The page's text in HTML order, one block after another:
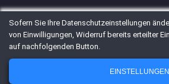
© 2019 by Lauterbach Verfahrenstechnik
Fax: +49-721-782106 Email:
Sofern Sie Ihre Datenschutzeinstellungen
von Einwilligungen, Widerruf bereits erteilter
auf nachfolgenden Button.
EINSTELLUNGEN